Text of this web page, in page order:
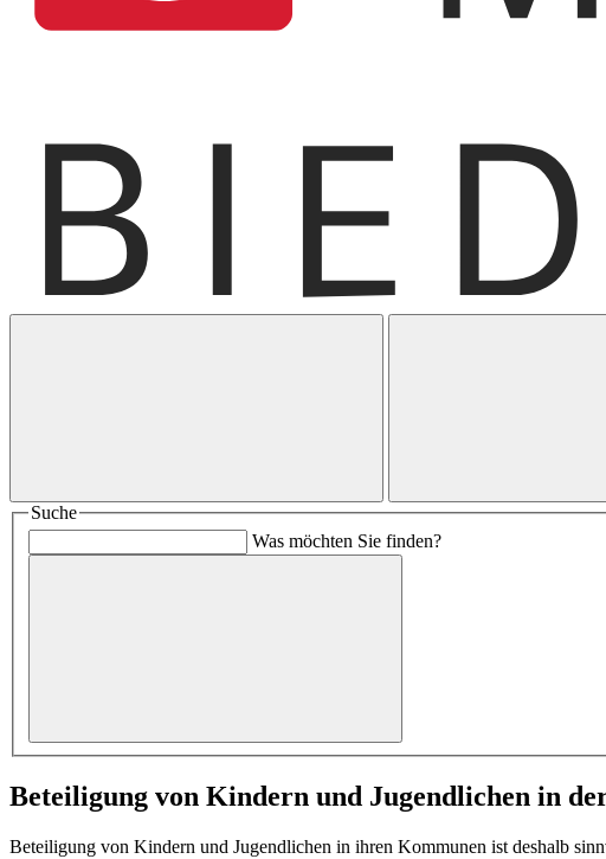
Suche
Was möchten Sie finden?
Beteiligung von Kindern und Jugendlichen in
Beteiligung von Kindern und Jugendlichen in ihren Kommunen ist deshalb